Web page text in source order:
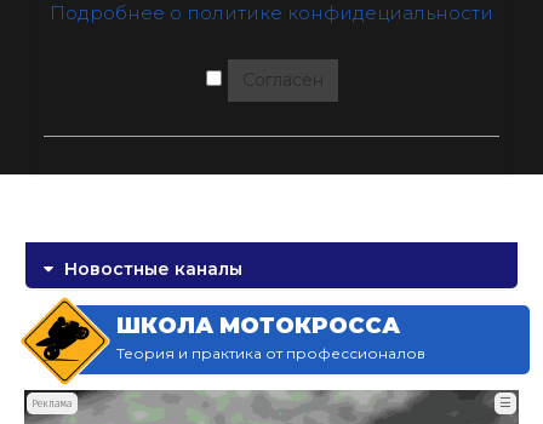
Подробнее о политике конфидециальности
Согласен
Новостные каналы
ШКОЛА МОТОКРОССА
Теория и практика от профессионалов
Реклама ☰